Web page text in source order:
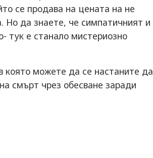
се продава на цената на не
Но да знаете, че симпатичният и
тук е станало мистериозно
можете да се настаните да
смърт чрез обесване заради